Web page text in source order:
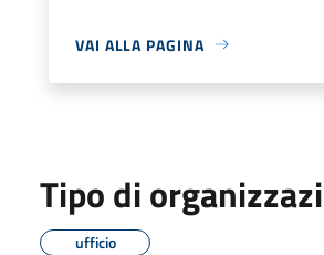
VAI ALLA PAGINA
Tipo di
ufficio